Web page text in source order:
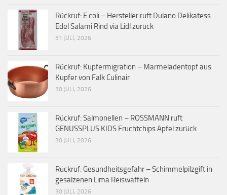
Rückruf: E.coli – Hersteller ruft Dulano Delikatess
Edel Salami Rind via Lidl zurück
31 JULI, 2026
Rückruf: Kupfermigration – Marmeladentopf aus
Kupfer von Falk Culinair
30 JULI, 2026
Rückruf: Salmonellen – ROSSMANN ruft
GENUSSPLUS KIDS Fruchtchips Apfel zurück
30 JULI, 2026
Rückruf: Gesundheitsgefahr – Schimmelpilzgift in
gesalzenen Lima Reiswaffeln
30 JULI, 2026